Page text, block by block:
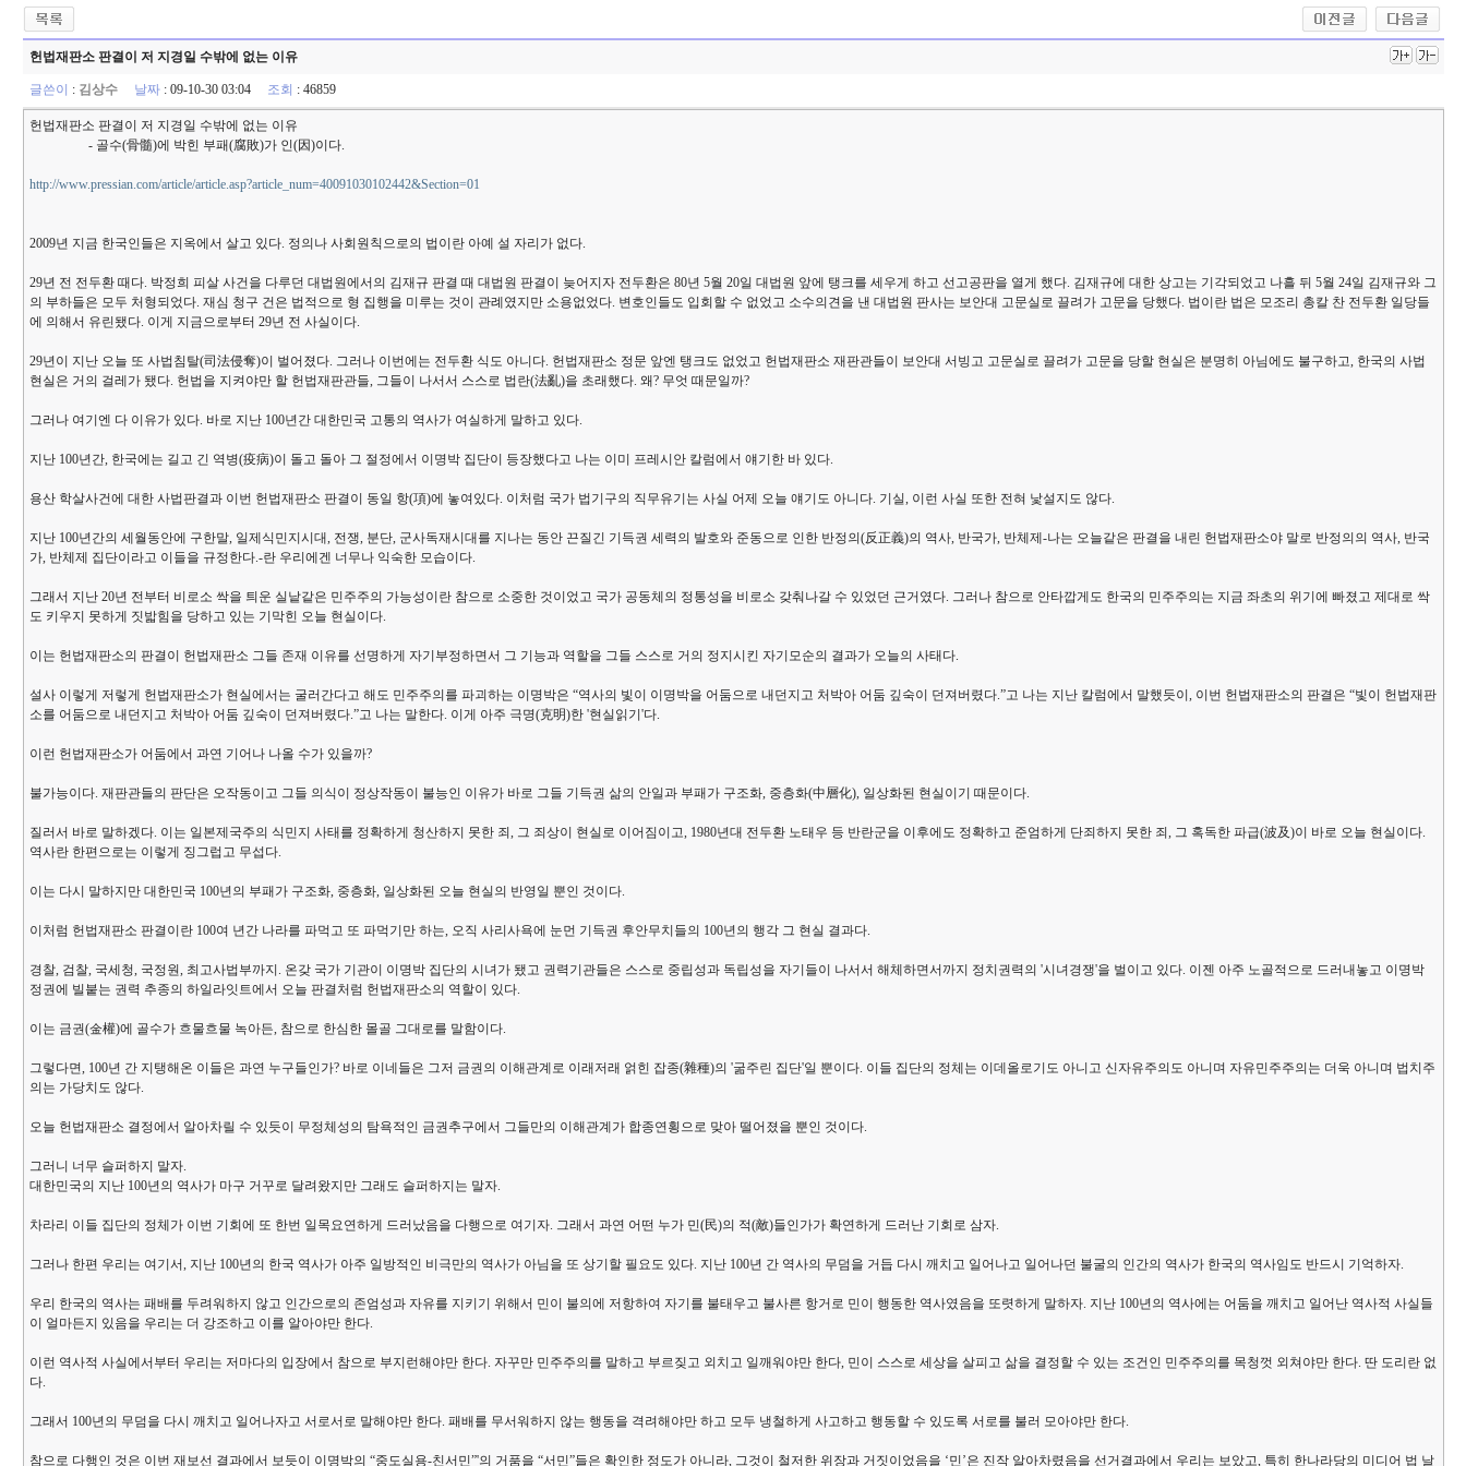
헌법재판소 판결이 저 지경일 수밖에 없는 이유
글쓴이 : 김상수 날짜: 09-10-30 03:04 조회 : 46859
헌법재판소 판결이 저 지경일 수밖에 없는 이유
- 골수(骨髓)에 박힌 부패(腐敗)가 인(因)이다.
http://www.pressian.com/article/article.asp?article_num=40091030102442&Section=01
2009년 지금 한국인들은 지옥에서 살고 있다. 정의나 사회원칙으로의 법이란 아예 설 자리가 없다.
29년 전 전두환 때다. 박정희 피살 사건을 다루던 대법원에서의 김재규 판결 때 대법원 판결이 늦어지자 전두환은 80년 5월 20일 대법원 앞에 탱크를 세우게 하고 선고공판을 열게 했다. 김재규에 대한 상고는 기각되었고 나흘 뒤 5월 24일 김재규와 그
의 부하들은 모두 처형되었다. 재심 청구 건은 법적으로 형 집행을 미루는 것이 관례였지만 소용없었다. 변호인들도 입회할 수 없었고 소수의견을 낸 대법원 판사는 보안대 고문실로 끌려가 고문을 당했다. 법이란 법은 모조리 총칼 찬 전두환 일당들
에 의해서 유린됐다. 이게 지금으로부터 29년 전 사실이다.
29년이 지난 오늘 또 사법침탈(司法侵奪)이 벌어졌다. 그러나 이번에는 전두환 식도 아니다. 헌법재판소 정문 앞엔 탱크도 없었고 헌법재판소 재판관들이 보안대 서빙고 고문실로 끌려가 고문을 당할 현실은 분명히 아님에도 불구하고, 한국의 사법
현실은 거의 걸레가 됐다. 헌법을 지켜야만 할 헌법재판관들, 그들이 나서서 스스로 법란(法亂)을 초래했다. 왜? 무엇 때문일까?
그러나 여기엔 다 이유가 있다. 바로 지난 100년간 대한민국 고통의 역사가 여실하게 말하고 있다.
지난 100년간, 한국에는 길고 긴 역병(疫病)이 돌고 돌아 그 절정에서 이명박 집단이 등장했다고 나는 이미 프레시안 칼럼에서 얘기한 바 있다.
용산 학살사건에 대한 사법판결과 이번 헌법재판소 판결이 동일 항(項)에 놓여있다. 이처럼 국가 법기구의 직무유기는 사실 어제 오늘 얘기도 아니다. 기실, 이런 사실 또한 전혀 낯설지도 않다.
지난 100년간의 세월동안에 구한말, 일제식민지시대, 전쟁, 분단, 군사독재시대를 지나는 동안 끈질긴 기득권 세력의 발호와 준동으로 인한 반정의(反正義)의 역사, 반국가, 반체제-나는 오늘같은 판결을 내린 헌법재판소야 말로 반정의의 역사, 반국
가, 반체제 집단이라고 이들을 규정한다.-란 우리에겐 너무나 익숙한 모습이다.
그래서 지난 20년 전부터 비로소 싹을 틔운 실낱같은 민주주의 가능성이란 참으로 소중한 것이었고 국가 공동체의 정통성을 비로소 갖춰나갈 수 있었던 근거였다. 그러나 참으로 안타깝게도 한국의 민주주의는 지금 좌초의 위기에 빠졌고 제대로 싹
도 키우지 못하게 짓밟힘을 당하고 있는 기막힌 오늘 현실이다.
이는 헌법재판소의 판결이 헌법재판소 그들 존재 이유를 선명하게 자기부정하면서 그 기능과 역할을 그들 스스로 거의 정지시킨 자기모순의 결과가 오늘의 사태다.
설사 이렇게 저렇게 헌법재판소가 현실에서는 굴러간다고 해도 민주주의를 파괴하는 이명박은 “역사의 빛이 이명박을 어둠으로 내던지고 처박아 어둠 깊숙이 던져버렸다.”고 나는 지난 칼럼에서 말했듯이, 이번 헌법재판소의 판결은 “빛이 헌법재판
소를 어둠으로 내던지고 처박아 어둠 깊숙이 던져버렸다.”고 나는 말한다. 이게 아주 극명(克明)한 '현실읽기'다.
이런 헌법재판소가 어둠에서 과연 기어나 나올 수가 있을까?
불가능이다. 재판관들의 판단은 오작동이고 그들 의식이 정상작동이 불능인 이유가 바로 그들 기득권 삶의 안일과 부패가 구조화, 중층화(中層化), 일상화된 현실이기 때문이다.
질러서 바로 말하겠다. 이는 일본제국주의 식민지 사태를 정확하게 청산하지 못한 죄, 그 죄상이 현실로 이어짐이고, 1980년대 전두환 노태우 등 반란군을 이후에도 정확하고 준엄하게 단죄하지 못한 죄, 그 혹독한 파급(波及)이 바로 오늘 현실이다.
역사란 한편으로는 이렇게 징그럽고 무섭다.
이는 다시 말하지만 대한민국 100년의 부패가 구조화, 중층화, 일상화된 오늘 현실의 반영일 뿐인 것이다.
이처럼 헌법재판소 판결이란 100여 년간 나라를 파먹고 또 파먹기만 하는, 오직 사리사욕에 눈먼 기득권 후안무치들의 100년의 행각 그 현실 결과다.
경찰, 검찰, 국세청, 국정원, 최고사법부까지. 온갖 국가 기관이 이명박 집단의 시녀가 됐고 권력기관들은 스스로 중립성과 독립성을 자기들이 나서서 해체하면서까지 정치권력의 '시녀경쟁'을 벌이고 있다. 이젠 아주 노골적으로 드러내놓고 이명박
정권에 빌붙는 권력 추종의 하일라잇트에서 오늘 판결처럼 헌법재판소의 역할이 있다.
이는 금권(金權)에 골수가 흐물흐물 녹아든, 참으로 한심한 몰골 그대로를 말함이다.
그렇다면, 100년 간 지탱해온 이들은 과연 누구들인가? 바로 이네들은 그저 금권의 이해관계로 이래저래 얽힌 잡종(雜種)의 '굶주린 집단'일 뿐이다. 이들 집단의 정체는 이데올로기도 아니고 신자유주의도 아니며 자유민주주의는 더욱 아니며 법치주
의는 가당치도 않다.
오늘 헌법재판소 결정에서 알아차릴 수 있듯이 무정체성의 탐욕적인 금권추구에서 그들만의 이해관계가 합종연횡으로 맞아 떨어졌을 뿐인 것이다.
그러니 너무 슬퍼하지 말자.
대한민국의 지난 100년의 역사가 마구 거꾸로 달려왔지만 그래도 슬퍼하지는 말자.
차라리 이들 집단의 정체가 이번 기회에 또 한번 일목요연하게 드러났음을 다행으로 여기자. 그래서 과연 어떤 누가 민(民)의 적(敵)들인가가 확연하게 드러난 기회로 삼자.
그러나 한편 우리는 여기서, 지난 100년의 한국 역사가 아주 일방적인 비극만의 역사가 아님을 또 상기할 필요도 있다. 지난 100년 간 역사의 무덤을 거듭 다시 깨치고 일어나고 일어나던 불굴의 인간의 역사가 한국의 역사임도 반드시 기억하자.
우리 한국의 역사는 패배를 두려워하지 않고 인간으로의 존엄성과 자유를 지키기 위해서 민이 불의에 저항하여 자기를 불태우고 불사른 항거로 민이 행동한 역사였음을 또렷하게 말하자. 지난 100년의 역사에는 어둠을 깨치고 일어난 역사적 사실들
이 얼마든지 있음을 우리는 더 강조하고 이를 알아야만 한다.
이런 역사적 사실에서부터 우리는 저마다의 입장에서 참으로 부지런해야만 한다. 자꾸만 민주주의를 말하고 부르짖고 외치고 일깨워야만 한다, 민이 스스로 세상을 살피고 삶을 결정할 수 있는 조건인 민주주의를 목청껏 외쳐야만 한다. 딴 도리란 없
다.
그래서 100년의 무덤을 다시 깨치고 일어나자고 서로서로 말해야만 한다. 패배를 무서워하지 않는 행동을 격려해야만 하고 모두 냉철하게 사고하고 행동할 수 있도록 서로를 불러 모아야만 한다.
참으로 다행인 것은 이번 재보선 결과에서 보듯이 이명박의 “중도실용-친서민”'의 거품을 “서민”들은 확인한 정도가 아니라, 그것이 철저한 위장과 거짓이었음을 ‘민’은 진작 알아차렸음을 선거결과에서 우리는 보았고, 특히 한나라당의 미디어 법 날